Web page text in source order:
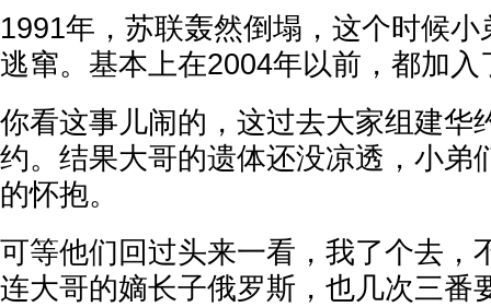
1991年，苏联轰然倒塌，这个时候
逃窜。基本上在2004年以前，都加入
你看这事儿闹的，这过去大家组建华
约。结果大哥的遗体还没凉透，小弟
的怀抱。
可等他们回过头来一看，我了个去，
连大哥的嫡长子俄罗斯，也几次三番